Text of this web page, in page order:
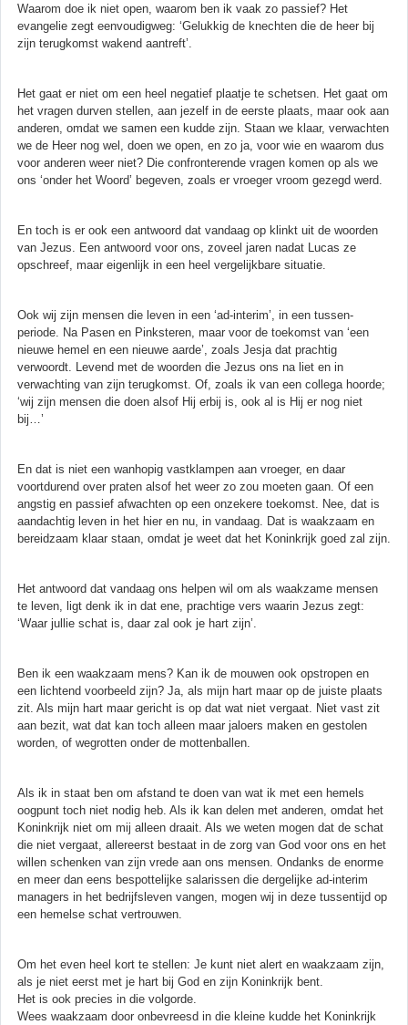
Waarom doe ik niet open, waarom ben ik vaak zo passief? Het
evangelie zegt eenvoudigweg: ‘Gelukkig de knechten die de heer bij
zijn terugkomst wakend aantreft’.
Het gaat er niet om een heel negatief plaatje te schetsen. Het gaat om
het vragen durven stellen, aan jezelf in de eerste plaats, maar ook aan
anderen, omdat we samen een kudde zijn. Staan we klaar, verwachten
we de Heer nog wel, doen we open, en zo ja, voor wie en waarom dus
voor anderen weer niet? Die confronterende vragen komen op als we
ons ‘onder het Woord’ begeven, zoals er vroeger vroom gezegd werd.
En toch is er ook een antwoord dat vandaag op klinkt uit de woorden
van Jezus. Een antwoord voor ons, zoveel jaren nadat Lucas ze
opschreef, maar eigenlijk in een heel vergelijkbare situatie.
Ook wij zijn mensen die leven in een ‘ad-interim’, in een tussen-
periode. Na Pasen en Pinksteren, maar voor de toekomst van ‘een
nieuwe hemel en een nieuwe aarde’, zoals Jesja dat prachtig
verwoordt. Levend met de woorden die Jezus ons na liet en in
verwachting van zijn terugkomst. Of, zoals ik van een collega hoorde;
‘wij zijn mensen die doen alsof Hij erbij is, ook al is Hij er nog niet
bij…’
En dat is niet een wanhopig vastklampen aan vroeger, en daar
voortdurend over praten alsof het weer zo zou moeten gaan. Of een
angstig en passief afwachten op een onzekere toekomst. Nee, dat is
aandachtig leven in het hier en nu, in vandaag. Dat is waakzaam en
bereidzaam klaar staan, omdat je weet dat het Koninkrijk goed zal zijn.
Het antwoord dat vandaag ons helpen wil om als waakzame mensen
te leven, ligt denk ik in dat ene, prachtige vers waarin Jezus zegt:
‘Waar jullie schat is, daar zal ook je hart zijn’.
Ben ik een waakzaam mens? Kan ik de mouwen ook opstropen en
een lichtend voorbeeld zijn? Ja, als mijn hart maar op de juiste plaats
zit. Als mijn hart maar gericht is op dat wat niet vergaat. Niet vast zit
aan bezit, wat dat kan toch alleen maar jaloers maken en gestolen
worden, of wegrotten onder de mottenballen.
Als ik in staat ben om afstand te doen van wat ik met een hemels
oogpunt toch niet nodig heb. Als ik kan delen met anderen, omdat het
Koninkrijk niet om mij alleen draait. Als we weten mogen dat de schat
die niet vergaat, allereerst bestaat in de zorg van God voor ons en het
willen schenken van zijn vrede aan ons mensen. Ondanks de enorme
en meer dan eens bespottelijke salarissen die dergelijke ad-interim
managers in het bedrijfsleven vangen, mogen wij in deze tussentijd op
een hemelse schat vertrouwen.
Om het even heel kort te stellen: Je kunt niet alert en waakzaam zijn,
als je niet eerst met je hart bij God en zijn Koninkrijk bent.
Het is ook precies in die volgorde.
Wees waakzaam door onbevreesd in die kleine kudde het Koninkrijk